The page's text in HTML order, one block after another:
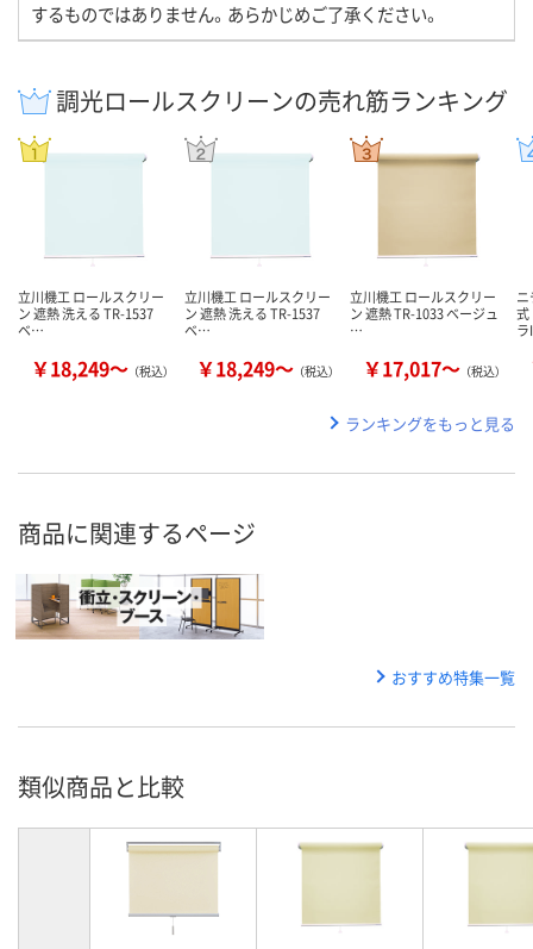
するものではありません。あらかじめご了承ください。
調光ロールスクリーンの売れ筋ランキング
立川機工 ロールスクリー
ン 遮熱 洗える TR-1537
ベ…
￥18,249～ （税込）
立川機工 ロールスクリー
ン 遮熱 洗える TR-1537
ベ…
￥18,249～ （税込）
立川機工 ロールスクリー
ン 遮熱 TR-1033 ベージュ
…
￥17,017～ （税込）
式
ランキングをもっと見る
商品に関連するページ
おすすめ特集一覧
類似商品と比較